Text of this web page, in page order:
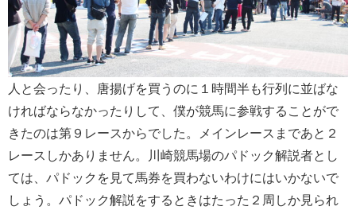
人と会ったり、唐揚げを買うのに１時間半も行列に並ばな
ければならなかったりして、僕が競馬に参戦することがで
きたのは第９レースからでした。メインレースまであと２
レースしかありません。川崎競馬場のパドック解説者とし
ては、パドックを見て馬券を買わないわけにはいかないで
しょう。パドック解説をするときはたった２周しか見られ